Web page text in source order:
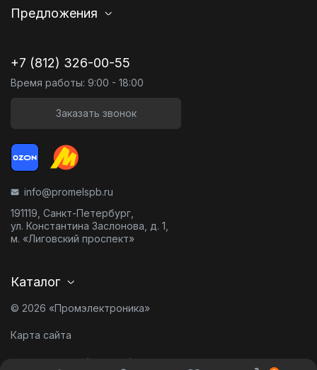
Предложения
+7 (812) 326-00-55
Время работы: 9:00 - 18:00
Заказать звонок
info@promelspb.ru
191119, Санкт-Петербург,
ул. Константина Заслонова, д. 1,
м. «Лиговский проспект»
Каталог
© 2026 «Промэлектроника»
Карта сайта